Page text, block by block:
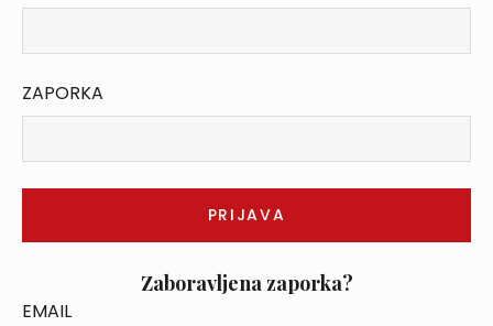
ZAPORKA
Zaboravljena zaporka?
EMAIL